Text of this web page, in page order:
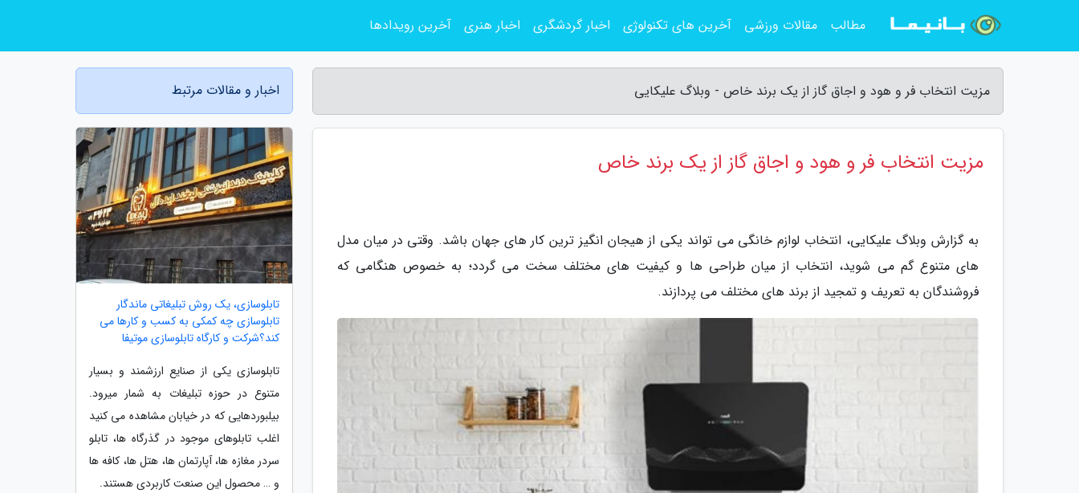
مزیت انتخاب فر و هود و اجاق گاز از یک برند خاص - وبلاگ علیکایی
مزیت انتخاب فر و هود و اجاق گاز از یک برند خاص
به گزارش وبلاگ علیکایی، انتخاب لوازم خانگی می تواند یکی از هیجان انگیز ترین کار های جهان باشد. وقتی در میان مدل
های متنوع گم می شوید، انتخاب از میان طراحی ها و کیفیت های مختلف سخت می گردد؛ به خصوص هنگامی که
فروشندگان به تعریف و تمجید از برند های مختلف می پردازند.
اخبار و مقالات مرتبط
تابلوسازی، یک روش تبلیغاتی ماندگار
تابلوسازی چه کمکی به کسب و کارها می
کند؟شرکت و کارگاه تابلوسازی موتیفا
تابلوسازی یکی از صنایع ارزشمند و بسیار
متنوع در حوزه تبلیغات به شمار میرود.
بیلبوردهایی که در خیابان مشاهده می کنید
اغلب تابلوهای موجود در گذرگاه ها، تابلو
سردر مغازه ها، آپارتمان ها، هتل ها، کافه ها
و … محصول این صنعت کاربردی هستند.
مطالب مقالات ورزشی آخرین های تکنولوژی اخبار گردشگری اخبار هنری آخرین رویدادها